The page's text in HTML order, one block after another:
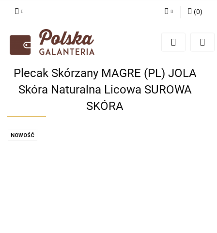
Zaloguj się
Zgody cookies
(0)
Plecak Skórzany MAGRE (PL) JOLA
Skóra Naturalna Licowa SUROWA
SKÓRA
NOWOŚĆ